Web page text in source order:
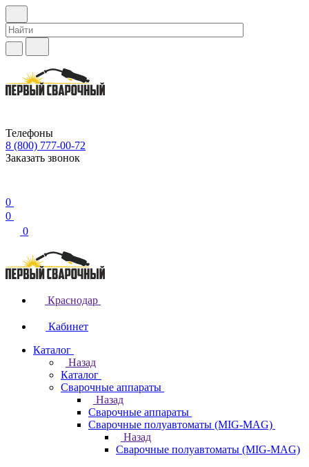
Телефоны
8 (800) 777-00-72
Заказать звонок
0
0
0
Краснодар
Кабинет
Каталог
Назад
Каталог
Сварочные аппараты
Назад
Сварочные аппараты
Сварочные полуавтоматы (MIG-MAG)
Назад
Сварочные полуавтоматы (MIG-MAG)